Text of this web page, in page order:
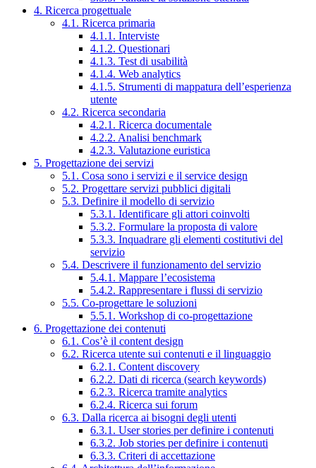
4. Ricerca progettuale
4.1. Ricerca primaria
4.1.1. Interviste
4.1.2. Questionari
4.1.3. Test di usabilità
4.1.4. Web analytics
4.1.5. Strumenti di mappatura dell’esperienza
utente
4.2. Ricerca secondaria
4.2.1. Ricerca documentale
4.2.2. Analisi benchmark
4.2.3. Valutazione euristica
5. Progettazione dei servizi
5.1. Cosa sono i servizi e il service design
5.2. Progettare servizi pubblici digitali
5.3. Definire il modello di servizio
5.3.1. Identificare gli attori coinvolti
5.3.2. Formulare la proposta di valore
5.3.3. Inquadrare gli elementi costitutivi del
servizio
5.4. Descrivere il funzionamento del servizio
5.4.1. Mappare l’ecosistema
5.4.2. Rappresentare i flussi di servizio
5.5. Co-progettare le soluzioni
5.5.1. Workshop di co-progettazione
6. Progettazione dei contenuti
6.1. Cos’è il content design
6.2. Ricerca utente sui contenuti e il linguaggio
6.2.1. Content discovery
6.2.2. Dati di ricerca (search keywords)
6.2.3. Ricerca tramite analytics
6.2.4. Ricerca sui forum
6.3. Dalla ricerca ai bisogni degli utenti
6.3.1. User stories per definire i contenuti
6.3.2. Job stories per definire i contenuti
6.3.3. Criteri di accettazione